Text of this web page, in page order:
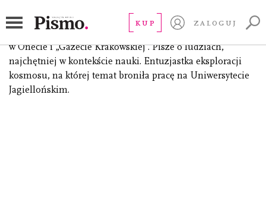
KUP ZALOGUJ
(ur. 1992), dziennikarka, publikowała między innymi
w Onecie i „Gazecie Krakowskiej”. Pisze o ludziach,
najchętniej w kontekście nauki. Entuzjastka eksploracji
kosmosu, na której temat broniła pracę na Uniwersytecie
Jagiellońskim.